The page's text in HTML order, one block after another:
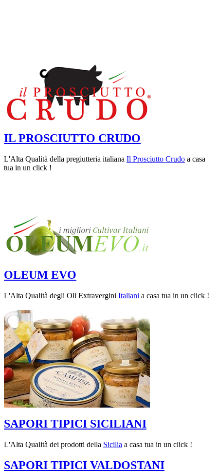
IL PROSCIUTTO CRUDO
L'Alta Qualità della pregiutteria italiana Il Prosciutto Crudo a casa
tua in un click !
OLEUM EVO
L'Alta Qualità degli Oli Extravergini Italiani a casa tua in un click !
SAPORI TIPICI SICILIANI
L'Alta Qualità dei prodotti della Sicilia a casa tua in un click !
SAPORI TIPICI VALDOSTANI